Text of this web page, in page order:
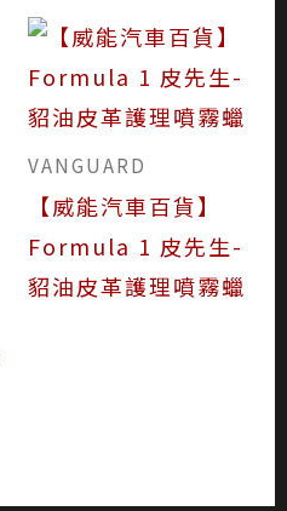
VANGUARD
【威能汽車百貨】
Formula 1 皮先生-
貂油皮革護理噴霧蠟